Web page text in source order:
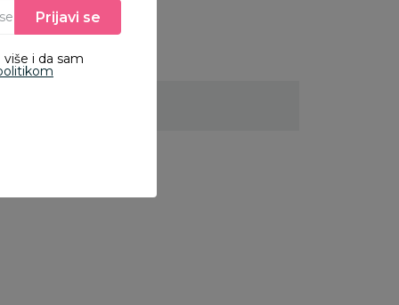
Unesite Vašu e‑mail adresu da biste se prijavili na newsletter.
Prijavi se
i da sam